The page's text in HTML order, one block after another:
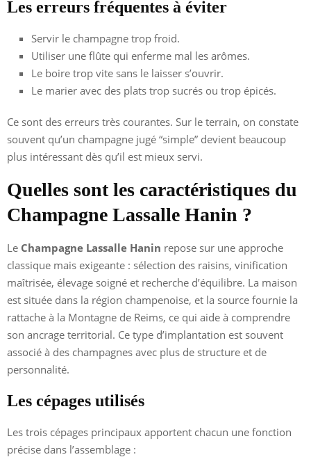
Les erreurs fréquentes à éviter
Servir le champagne trop froid.
Utiliser une flûte qui enferme mal les arômes.
Le boire trop vite sans le laisser s’ouvrir.
Le marier avec des plats trop sucrés ou trop épicés.
Ce sont des erreurs très courantes. Sur le terrain, on constate
souvent qu’un champagne jugé “simple” devient beaucoup
plus intéressant dès qu’il est mieux servi.
Quelles sont les caractéristiques du
Champagne Lassalle Hanin ?
Le Champagne Lassalle Hanin repose sur une approche
classique mais exigeante : sélection des raisins, vinification
maîtrisée, élevage soigné et recherche d’équilibre. La maison
est située dans la région champenoise, et la source fournie la
rattache à la Montagne de Reims, ce qui aide à comprendre
son ancrage territorial. Ce type d’implantation est souvent
associé à des champagnes avec plus de structure et de
personnalité.
Les cépages utilisés
Les trois cépages principaux apportent chacun une fonction
précise dans l’assemblage :